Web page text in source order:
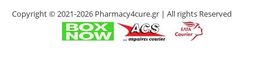
Copyright © 2021-2026 Pharmacy4cure.gr | All rights Reserved